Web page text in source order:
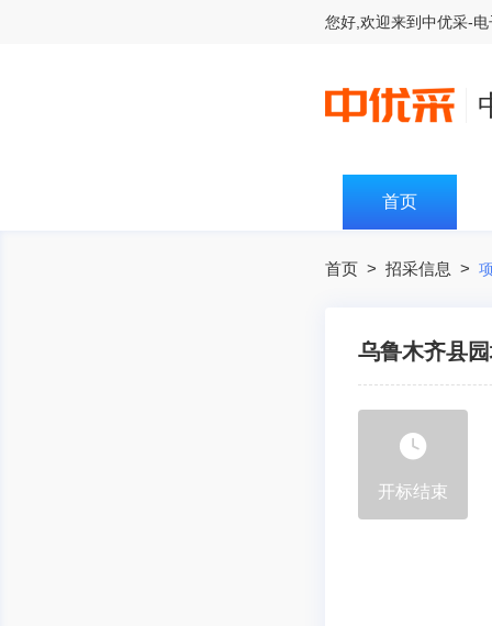
您好,欢迎来到中优采-
首页
首页 > 招采信息 >
乌鲁木齐县
开标结束